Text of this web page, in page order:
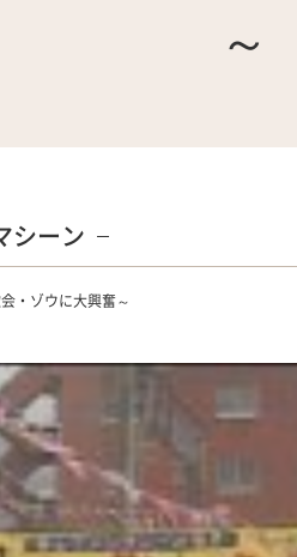
～
シーン
・ゾウに大興奮～